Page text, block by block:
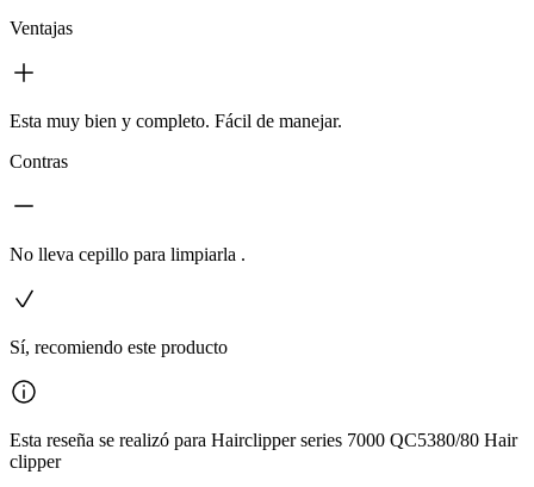
Ventajas
Esta muy bien y completo. Fácil de manejar.
Contras
No lleva cepillo para limpiarla .
Sí, recomiendo este producto
Esta reseña se realizó para Hairclipper series 7000 QC5380/80 Hair
clipper